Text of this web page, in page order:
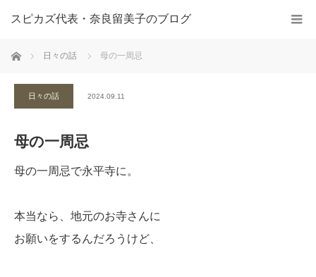
スピカズ代表・奈良留美子のブログ
ホーム 日々の話 母の一周忌
日々の話 2024.09.11
母の一周忌
母の一周忌で永平寺に。
本当なら、地元のお寺さんに
お願いをするんだろうけど、